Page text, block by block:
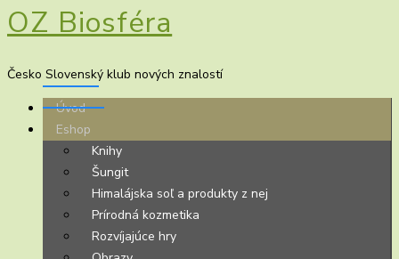
OZ Biosféra
Česko Slovenský klub nových znalostí
Úvod
Eshop
Knihy
Šungit
Himalájska soľ a produkty z nej
Prírodná kozmetika
Rozvíjajúce hry